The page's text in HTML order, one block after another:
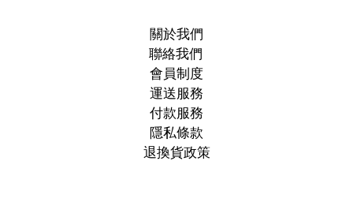
關於我們
聯絡我們
會員制度
運送服務
付款服務
隱私條款
退換貨政策